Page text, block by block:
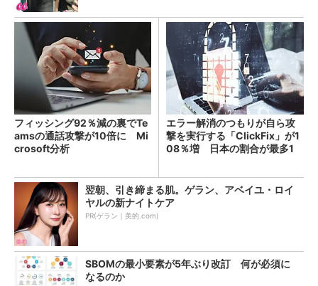
フィッシング92％減の裏でTe
amsの通話攻撃が10倍に Mi
crosoft分析
エラー解消のつもりが自ら攻
撃を実行する「ClickFix」が1
08％増 日本の割合が最多1
翌朝、引き締まる肌。ゲラン、アベイユ・ロイ
ヤルの新ナイトケア
PR(ゲラン｜美的.com)
SBOMの最小要素が5年ぶり改訂 何が必須に
なるのか